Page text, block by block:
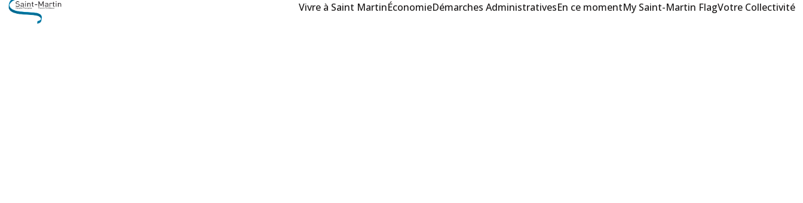
Vivre à Saint MartinÉconomieDémarches AdministrativesEn ce momentMy Saint-Martin FlagVotre Collectivité